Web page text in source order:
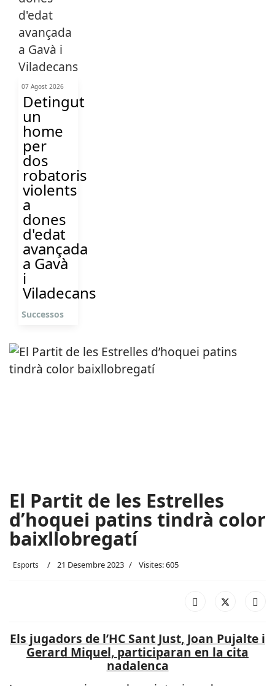
07 Agost 2026
Detingut
un
home
per
dos
robatoris
violents
a
dones
d'edat
avançada
a Gavà
i
Viladecans
Successos
El Partit de les Estrelles
d’hoquei patins tindrà color
baixllobregatí
Esports 21 Desembre 2023 Visites: 605
Els jugadors de l’HC Sant Just, Joan Pujalte i
Gerard Miquel, participaran en la cita
nadalenca